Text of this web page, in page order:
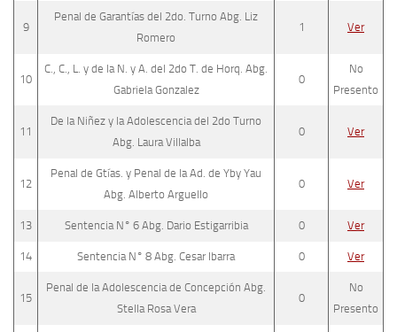
9
Penal de Garantías del 2do. Turno Abg. Liz
Romero
1 Ver
10
C., C., L. y de la N. y A. del 2do T. de Horq. Abg.
Gabriela Gonzalez
0
No
Presento
11
De la Niñez y la Adolescencia del 2do Turno
Abg. Laura Villalba
0 Ver
12
Penal de Gtías. y Penal de la Ad. de Yby Yau
Abg. Alberto Arguello
0 Ver
13 Sentencia N° 6 Abg. Dario Estigarribia 0 Ver
14 Sentencia N° 8 Abg. Cesar Ibarra 0 Ver
15
Penal de la Adolescencia de Concepción Abg.
Stella Rosa Vera
0
No
Presento